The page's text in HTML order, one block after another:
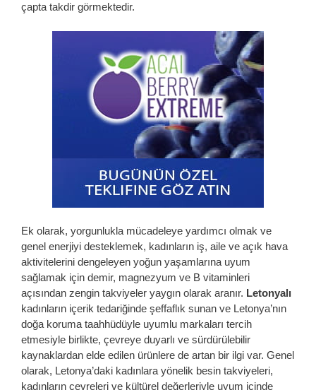
çapta takdir görmektedir.
Ek olarak, yorgunlukla mücadeleye yardımcı olmak ve
genel enerjiyi desteklemek, kadınların iş, aile ve açık hava
aktivitelerini dengeleyen yoğun yaşamlarına uyum
sağlamak için demir, magnezyum ve B vitaminleri
açısından zengin takviyeler yaygın olarak aranır. Letonyalı
kadınların içerik tedariğinde şeffaflık sunan ve Letonya’nın
doğa koruma taahhüdüyle uyumlu markaları tercih
etmesiyle birlikte, çevreye duyarlı ve sürdürülebilir
kaynaklardan elde edilen ürünlere de artan bir ilgi var. Genel
olarak, Letonya’daki kadınlara yönelik besin takviyeleri,
kadınların çevreleri ve kültürel değerleriyle uyum içinde